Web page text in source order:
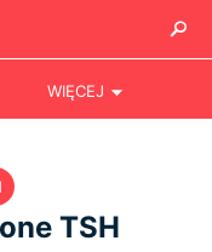
WIĘCEJ
TSH